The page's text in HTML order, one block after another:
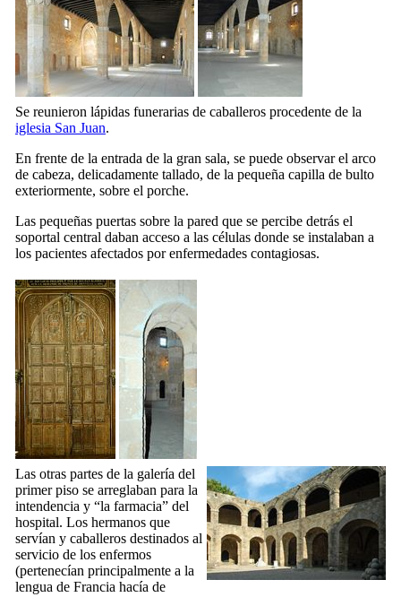
Se reunieron lápidas funerarias de caballeros procedente de la
iglesia San Juan.
En frente de la entrada de la gran sala, se puede observar el arco
de cabeza, delicadamente tallado, de la pequeña capilla de bulto
exteriormente, sobre el porche.
Las pequeñas puertas sobre la pared que se percibe detrás el
soportal central daban acceso a las células donde se instalaban a
los pacientes afectados por enfermedades contagiosas.
Las otras partes de la galería del
primer piso se arreglaban para la
intendencia y “la farmacia” del
hospital. Los hermanos que
servían y caballeros destinados al
servicio de los enfermos
(pertenecían principalmente a la
lengua de Francia hacía de